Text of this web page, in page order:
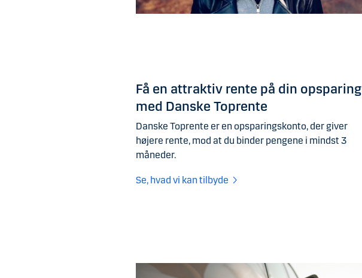
Få en attraktiv rente på din opsparing
med Danske Toprente
Danske Toprente er en opsparingskonto, der giver
højere rente, mod at du binder pengene i mindst 3
måneder.
Se, hvad vi kan tilbyde